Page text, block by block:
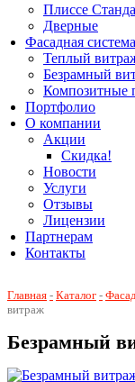
Плиссе
Дверные
Фасадная система
Теплый
Безрамный
Композитные
Портфолио
О компании
Акции
Скидка!
Новости
Услуги
Отзывы
Лицензии
Партнерам
Контакты
Главная Каталог
витраж
Безрамный